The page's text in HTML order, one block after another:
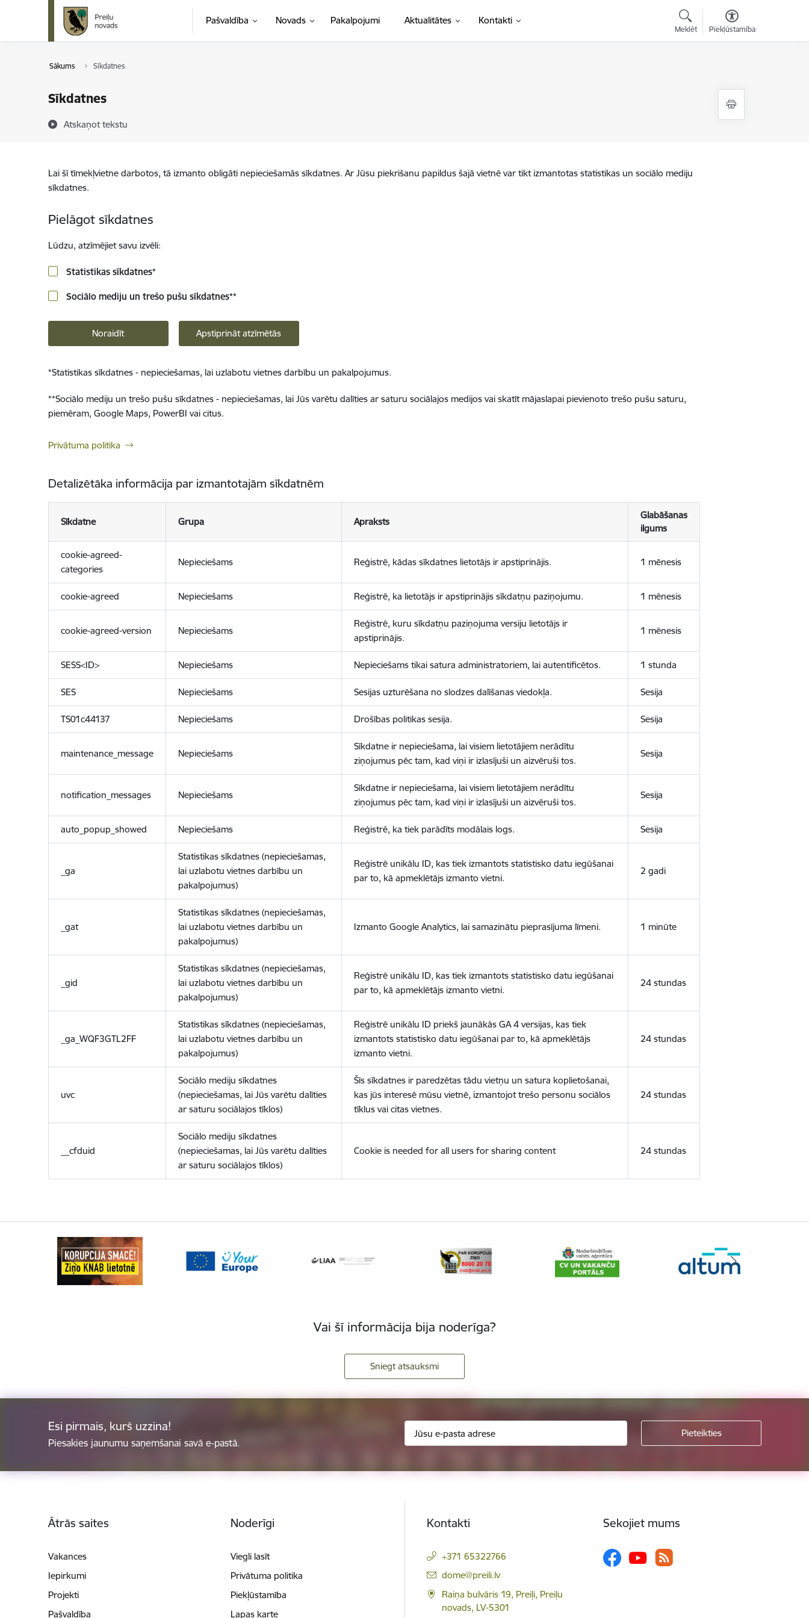
Pāriet uz lapas saturu
Pašvaldība Novads Pakalpojumi Aktualitātes Kontakti
Meklēt Piekļūstamība
Sākums Sīkdatnes
Sīkdatnes
Atskaņot tekstu
Lai šī tīmekļvietne darbotos, tā izmanto obligāti nepieciešamās sīkdatnes. Ar Jūsu piekrišanu papildus šajā vietnē var tikt izmantotas statistikas un sociālo mediju
sīkdatnes.
Pielāgot sīkdatnes
Lūdzu, atzīmējiet savu izvēli:
Statistikas sīkdatnes*
Sociālo mediju un trešo pušu sīkdatnes**
Noraidīt Apstiprināt atzīmētās
*Statistikas sīkdatnes - nepieciešamas, lai uzlabotu vietnes darbību un pakalpojumus.
**Sociālo mediju un trešo pušu sīkdatnes - nepieciešamas, lai Jūs varētu dalīties ar saturu sociālajos medijos vai skatīt mājaslapai pievienoto trešo pušu saturu,
piemēram, Google Maps, PowerBI vai citus.
Privātuma politika
Detalizētāka informācija par izmantotajām sīkdatnēm
Sīkdatne Grupa Apraksts
Glabāšanas
ilgums
cookie-agreed-
categories
Nepieciešams Reģistrē, kādas sīkdatnes lietotājs ir apstiprinājis. 1 mēnesis
cookie-agreed Nepieciešams Reģistrē, ka lietotājs ir apstiprinājis sīkdatņu paziņojumu. 1 mēnesis
cookie-agreed-version Nepieciešams
Reģistrē, kuru sīkdatņu paziņojuma versiju lietotājs ir
apstiprinājis.
1 mēnesis
SESS<ID> Nepieciešams Nepieciešams tikai satura administratoriem, lai autentificētos. 1 stunda
SES Nepieciešams Sesijas uzturēšana no slodzes dalīšanas viedokļa. Sesija
TS01c44137 Nepieciešams Drošības politikas sesija. Sesija
maintenance_message Nepieciešams
Sīkdatne ir nepieciešama, lai visiem lietotājiem nerādītu
ziņojumus pēc tam, kad viņi ir izlasījuši un aizvēruši tos.
Sesija
notification_messages Nepieciešams
Sīkdatne ir nepieciešama, lai visiem lietotājiem nerādītu
ziņojumus pēc tam, kad viņi ir izlasījuši un aizvēruši tos.
Sesija
auto_popup_showed Nepieciešams Reģistrē, ka tiek parādīts modālais logs. Sesija
_ga
Statistikas sīkdatnes (nepieciešamas,
lai uzlabotu vietnes darbību un
pakalpojumus)
Reģistrē unikālu ID, kas tiek izmantots statistisko datu iegūšanai
par to, kā apmeklētājs izmanto vietni.
2 gadi
_gat
Statistikas sīkdatnes (nepieciešamas,
lai uzlabotu vietnes darbību un
pakalpojumus)
Izmanto Google Analytics, lai samazinātu pieprasījuma līmeni. 1 minūte
_gid
Statistikas sīkdatnes (nepieciešamas,
lai uzlabotu vietnes darbību un
pakalpojumus)
Reģistrē unikālu ID, kas tiek izmantots statistisko datu iegūšanai
par to, kā apmeklētājs izmanto vietni.
24 stundas
_ga_WQF3GTL2FF
Statistikas sīkdatnes (nepieciešamas,
lai uzlabotu vietnes darbību un
pakalpojumus)
Reģistrē unikālu ID priekš jaunākās GA 4 versijas, kas tiek
izmantots statistisko datu iegūšanai par to, kā apmeklētājs
izmanto vietni.
24 stundas
uvc
Sociālo mediju sīkdatnes
(nepieciešamas, lai Jūs varētu dalīties
ar saturu sociālajos tīklos)
Šīs sīkdatnes ir paredzētas tādu vietņu un satura koplietošanai,
kas jūs interesē mūsu vietnē, izmantojot trešo personu sociālos
tīklus vai citas vietnes.
24 stundas
__cfduid
Sociālo mediju sīkdatnes
(nepieciešamas, lai Jūs varētu dalīties
ar saturu sociālajos tīklos)
Cookie is needed for all users for sharing content 24 stundas
Vai šī informācija bija noderīga?
Sniegt atsauksmi
Esi pirmais, kurš uzzina!
Piesakies jaunumu saņemšanai savā e-pastā.
Ātrās saites
Vakances
Iepirkumi
Projekti
Pašvaldība
Noderīgi
Viegli lasīt
Privātuma politika
Piekļūstamība
Lapas karte
Kontakti
+371 65322766
E-pasts:
dome@preili.lv
Raiņa bulvāris 19, Preiļi, Preiļu
novads, LV-5301
Sekojiet mums